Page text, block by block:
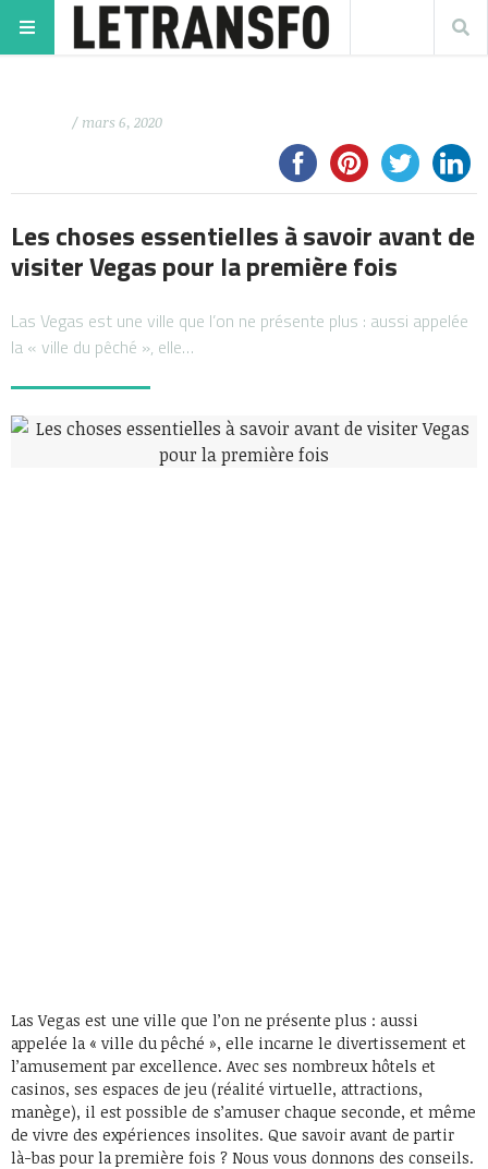
/ mars 6, 2020
Les choses essentielles à savoir avant de
visiter Vegas pour la première fois
Las Vegas est une ville que l’on ne présente plus : aussi appelée
la « ville du pêché », elle…
Las Vegas est une ville que l’on ne présente plus : aussi
appelée la « ville du pêché », elle incarne le divertissement et
l’amusement par excellence. Avec ses nombreux hôtels et
casinos, ses espaces de jeu (réalité virtuelle, attractions,
manège), il est possible de s’amuser chaque seconde, et même
de vivre des expériences insolites. Que savoir avant de partir
là-bas pour la première fois ? Nous vous donnons des conseils.